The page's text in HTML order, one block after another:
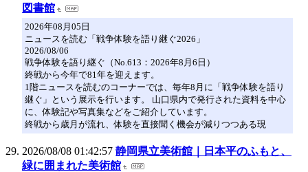
図書館
2026年08月05日
ニュースを読む「戦争体験を語り継ぐ2026」
2026/08/06
戦争体験を語り継ぐ（No.613：2026年8月6日）
終戦から今年で81年を迎えます。
1階ニュースを読むのコーナーでは、毎年8月に「戦争体験を語り
継ぐ」という展示を行います。 山口県内で発行された資料を中心
に、体験記や写真集などをご紹介しています。
終戦から歳月が流れ、体験を直接聞く機会が減りつつある現
2026/08/08 01:42:57 静岡県立美術館｜日本平のふもと、
緑に囲まれた美術館